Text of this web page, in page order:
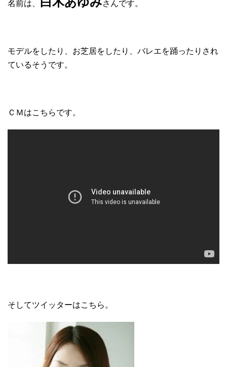
名前は、 さんです。
モデルをしたり、お芝居をしたり、バレエを踊ったりされ
ているそうです。
ＣＭはこちらです。
そしてツイッターはこちら。